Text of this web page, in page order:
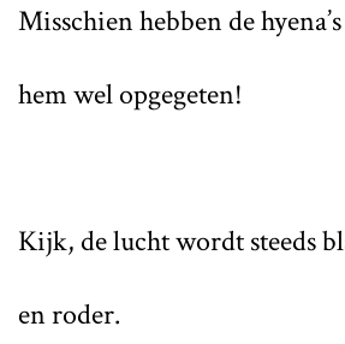
Misschien hebben de hyena’s
hem wel opgegeten!
Kijk, de lucht wordt steeds
en roder.